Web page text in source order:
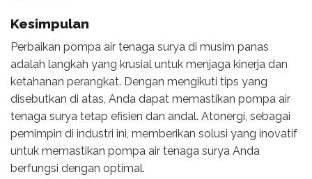
Kesimpulan
Perbaikan pompa air tenaga surya di musim panas
adalah langkah yang krusial untuk menjaga kinerja dan
ketahanan perangkat. Dengan mengikuti tips yang
disebutkan di atas, Anda dapat memastikan pompa air
tenaga surya tetap efisien dan andal. Atonergi, sebagai
pemimpin di industri ini, memberikan solusi yang inovatif
untuk memastikan pompa air tenaga surya Anda
berfungsi dengan optimal.